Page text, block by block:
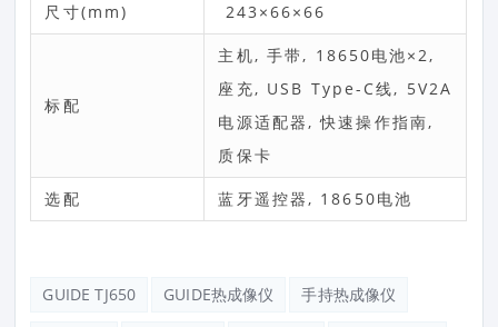
尺寸(mm) 243×66×66
标配
主机, 手带, 18650电池×2,
座充, USB Type-C线, 5V2A
电源适配器, 快速操作指南,
质保卡
选配 蓝牙遥控器, 18650电池
GUIDE TJ650 GUIDE热成像仪 手持热成像仪